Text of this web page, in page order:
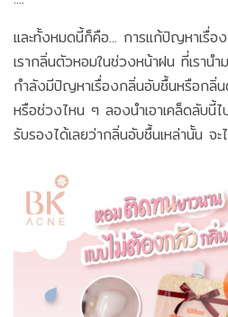
และทั้งหมดนี้ก็คือ... การแก้ปัญหาเรื่อ
เรากลิ่นตัวหอมในช่วงหน้าฝน ที่เรานำ
กำลังมีปัญหาเรื่องกลิ่นอับชื้นหรือกลิ่น
หรือช่วงไหน ๆ ลองนำเอาเคล็ดลับนี้ไ
รับรองได้เลยว่ากลิ่นอับชื้นเหล่านั้น จะ